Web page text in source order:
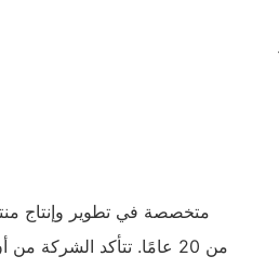
من 20 عامًا. تتأكد الشركة